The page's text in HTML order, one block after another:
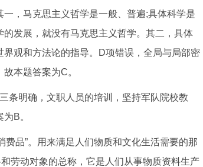
，马克思主义哲学是一般、普遍;具体科学是
发展，就没有马克思主义哲学。其二，具体
观和方法论的指导。D项错误，全局与局部密
本题答案为C。
明确，文职人员的培训，坚持军队院校教
B。
品”。用来满足人们物质和文化生活需要的那
劳动对象的总称，它是人们从事物质资料生产